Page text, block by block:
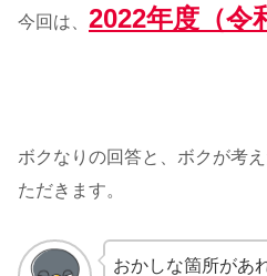
今回は、 2022年度（令
ボクなりの回答と、ボクが考
ただきます。
おかしな箇所があ